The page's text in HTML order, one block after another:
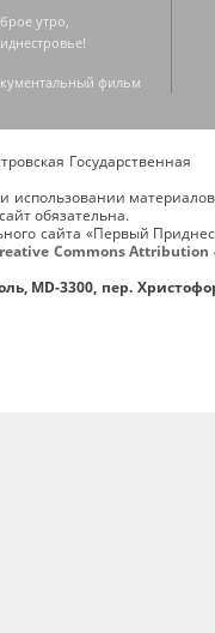
утро,
фильм
Государственная
обязательна.
сайта «Первый
Commons Attribution
MD-3300, пер.